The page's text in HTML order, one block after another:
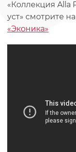
«Коллекция Alla
уст» смотрите на
«Эконика»